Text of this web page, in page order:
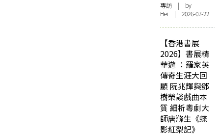
專訪 | by
Hei | 2026-07-22
【香港書展
2026】書展精
華遊 ：羅家英
傳奇生涯大回
顧 阮兆輝與鄧
樹榮談戲曲本
質 細析粵劇大
師唐滌生《蝶
影紅梨記》